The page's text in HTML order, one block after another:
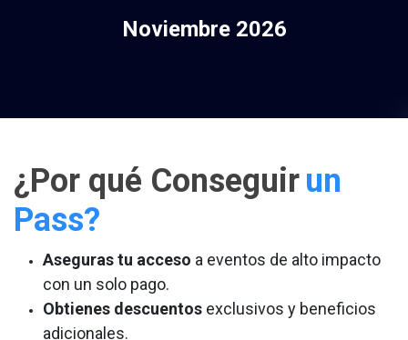
Noviembre 2026
¿Por qué Conseguirun
Pass?
Aseguras tu acceso a eventos de alto impacto
con un solo pago.
Obtienes descuentos exclusivos y beneficios
adicionales.